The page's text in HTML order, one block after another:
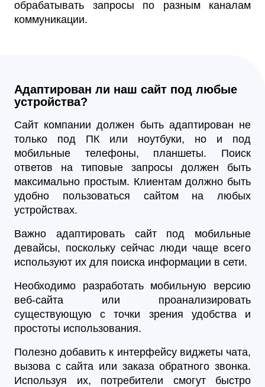
обрабатывать запросы по разным каналам
коммуникации.
Адаптирован ли наш сайт под любые
устройства?
Сайт компании должен быть адаптирован не
только под ПК или ноутбуки, но и под
мобильные телефоны, планшеты. Поиск
ответов на типовые запросы должен быть
максимально простым. Клиентам должно быть
удобно пользоваться сайтом на любых
устройствах.
Важно адаптировать сайт под мобильные
девайсы, поскольку сейчас люди чаще всего
используют их для поиска информации в сети.
Необходимо разработать мобильную версию
веб-сайта или проанализировать
существующую с точки зрения удобства и
простоты использования.
Полезно добавить к интерфейсу виджеты чата,
вызова с сайта или заказа обратного звонка.
Используя их, потребители смогут быстро